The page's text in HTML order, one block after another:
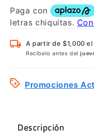
A partir de $1,000
Recíbelo antes del
Promociones
Descripción